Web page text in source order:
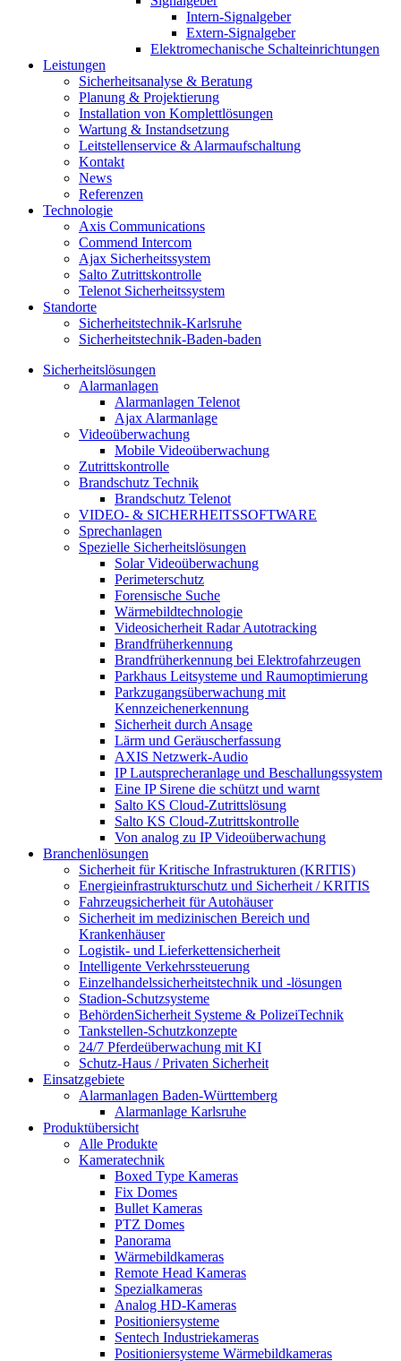
Intern-Signalgeber
Extern-Signalgeber
Elektromechanische Schalteinrichtungen
Leistungen
Sicherheitsanalyse & Beratung
Planung & Projektierung​
Installation von Komplettlösungen
Wartung & Instandsetzung
Leitstellenservice & Alarmaufschaltung
Kontakt
News
Referenzen
Technologie
Axis Communications
Commend Intercom
Ajax Sicherheitssystem​
Salto Zutrittskontrolle
Telenot Sicherheitssystem
Standorte
Sicherheitstechnik-Karlsruhe
Sicherheitstechnik-Baden-baden
Sicherheitslösungen
Alarmanlagen
Alarmanlagen Telenot
Ajax Alarmanlage
Videoüberwachung
Mobile Videoüberwachung
Zutrittskontrolle
Brandschutz Technik
Brandschutz Telenot
VIDEO- & SICHERHEITSSOFTWARE
Sprechanlagen
Spezielle Sicherheitslösungen
Solar Videoüberwachung
Perimeterschutz
Forensische Suche
Wärmebildtechnologie
Videosicherheit Radar Autotracking​
Brandfrüherkennung
Brandfrüherkennung bei Elektrofahrzeugen
Parkhaus Leitsysteme und Raumoptimierung
Parkzugangsüberwachung mit
Kennzeichenerkennung
Sicherheit durch Ansage
Lärm und Geräuscherfassung
AXIS Netzwerk-Audio
IP Lautsprecheranlage und Beschallungssystem
Eine IP Sirene die schützt und warnt
Salto KS Cloud-Zutrittslösung
Salto KS Cloud-Zutrittskontrolle
Von analog zu IP Videoüberwachung
Branchenlösungen
Sicherheit für Kritische Infrastrukturen (KRITIS)
Energieinfrastrukturschutz und Sicherheit / KRITIS
Fahrzeugsicherheit für Autohäuser
Sicherheit im medizinischen Bereich und
Krankenhäuser
Logistik- und Lieferkettensicherheit
Intelligente Verkehrssteuerung
Einzelhandelssicherheitstechnik und -lösungen
Stadion-Schutzsysteme
BehördenSicherheit Systeme & PolizeiTechnik
Tankstellen-Schutzkonzepte​
24/7 Pferdeüberwachung mit KI
Schutz-Haus / Privaten Sicherheit
Einsatzgebiete
Alarmanlagen Baden-Württemberg
Alarmanlage Karlsruhe
Produktübersicht
Alle Produkte
Kameratechnik
Boxed Type Kameras
Fix Domes
Bullet Kameras
PTZ Domes
Panorama
Wärmebildkameras
Remote Head Kameras
Spezialkameras
Analog HD-Kameras
Positioniersysteme
Sentech Industriekameras
Positioniersysteme Wärmebildkameras